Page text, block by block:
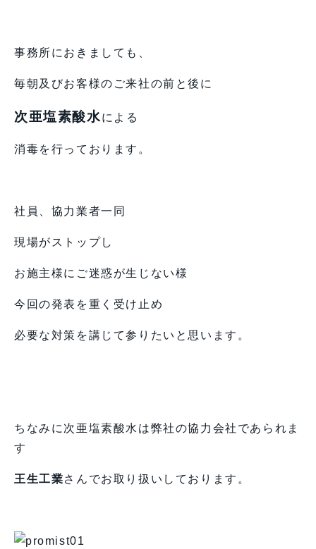
事務所におきましても、
毎朝及びお客様のご来社の前と後に
次亜塩素酸水による
消毒を行っております。
社員、協力業者一同
現場がストップし
お施主様にご迷惑が生じない様
今回の発表を重く受け止め
必要な対策を講じて参りたいと思います。
ちなみに次亜塩素酸水は弊社の協力会社であられま
す
王生工業さんでお取り扱いしております。